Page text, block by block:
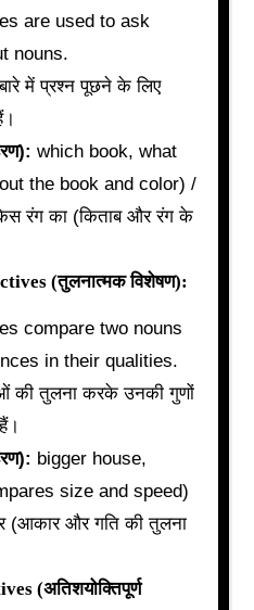
are used to ask
nouns.
में प्रश्न पूछने के लिए
which book, what
the book and color) /
रंग का (किताब और रंग के
(तुलनात्मक विशेषण):
compare two nouns
in their qualities.
की तुलना करके उनकी गुणों
bigger house,
size and speed)
(आकार और गति की तुलना